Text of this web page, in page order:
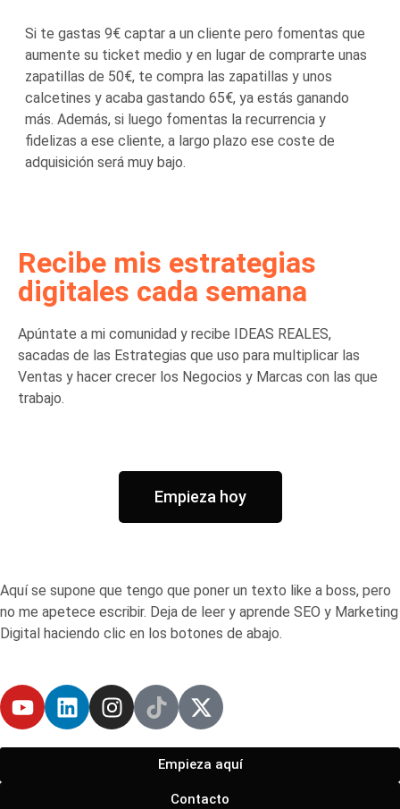
Si te gastas 9€ captar a un cliente pero fomentas que
aumente su ticket medio y en lugar de comprarte unas
zapatillas de 50€, te compra las zapatillas y unos
calcetines y acaba gastando 65€, ya estás ganando
más. Además, si luego fomentas la recurrencia y
fidelizas a ese cliente, a largo plazo ese coste de
adquisición será muy bajo.
Recibe mis estrategias
digitales cada semana
Apúntate a mi comunidad y recibe IDEAS REALES,
sacadas de las Estrategias que uso para multiplicar las
Ventas y hacer crecer los Negocios y Marcas con las que
trabajo.
Empieza hoy
Aquí se supone que tengo que poner un texto like a boss, pero
no me apetece escribir. Deja de leer y aprende SEO y Marketing
Digital haciendo clic en los botones de abajo.
Empieza aquí
Contacto